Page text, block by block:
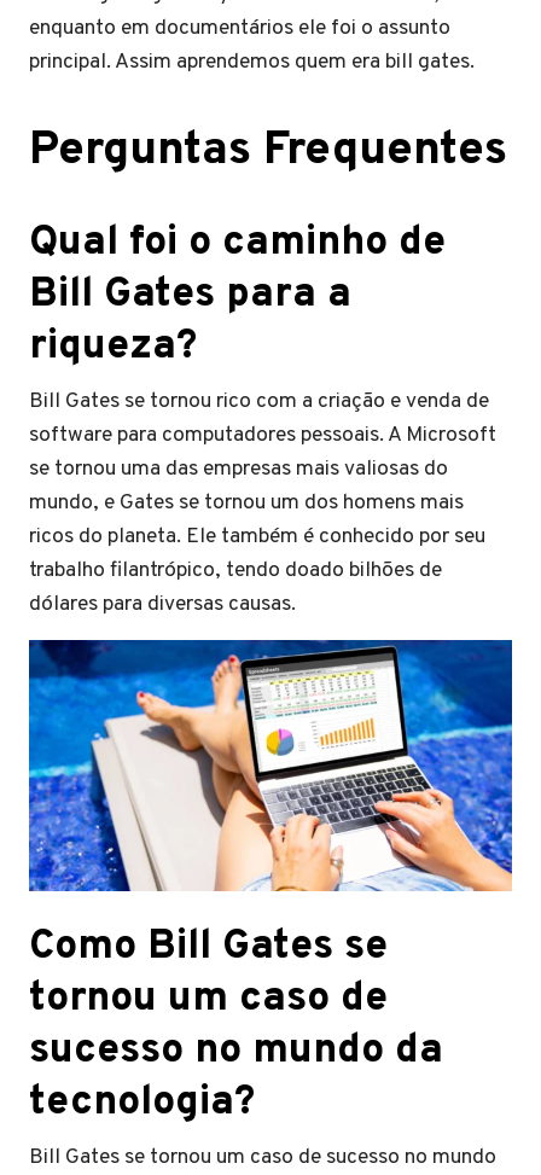
enquanto em documentários ele foi o assunto
principal. Assim aprendemos quem era bill gates.
Perguntas Frequentes
Qual foi o caminho de
Bill Gates para a
riqueza?
Bill Gates se tornou rico com a criação e venda de
software para computadores pessoais. A Microsoft
se tornou uma das empresas mais valiosas do
mundo, e Gates se tornou um dos homens mais
ricos do planeta. Ele também é conhecido por seu
trabalho filantrópico, tendo doado bilhões de
dólares para diversas causas.
Como Bill Gates se
tornou um caso de
sucesso no mundo da
tecnologia?
Bill Gates se tornou um caso de sucesso no mundo